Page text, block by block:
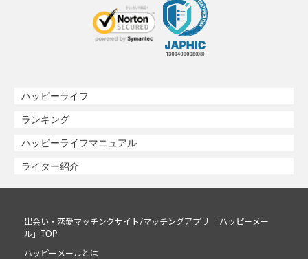
ハッピーライフ
ランキング
ハッピーライフマニュアル
ライター紹介
出会い・恋愛マッチングサイト/マッチングアプリ 「ハッピーメー
ル」TOP
ハッピーメールとは